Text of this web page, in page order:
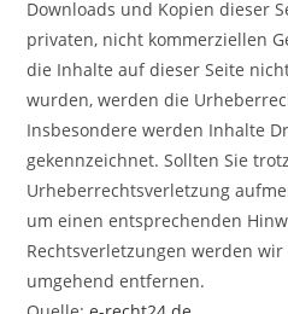
Downloads und Kopien dieser
privaten, nicht kommerziellen
die Inhalte auf dieser Seite
wurden, werden die
Insbesondere werden Inhalte
gekennzeichnet. Sollten Sie
Urheberrechtsverletzung
um einen entsprechenden
Rechtsverletzungen werden
umgehend entfernen.